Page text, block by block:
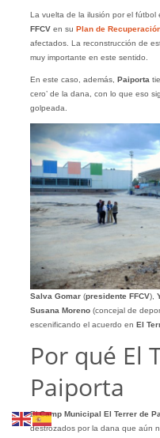
La vuelta de la ilusión por el fútbol
FFCVen su Plan de
afectados. La reconstrucción de
muy importante en este sentido.
En este caso, además, Paiporta
cero’ de la dana, con lo que eso
golpeada.
Salva Gomar(presidente FFCV),
Susana Moreno (concejal de
escenificando el acuerdo en El
Por qué El
Paiporta
ElCamp Municipal El Terrer de
destrozados por la dana que aún